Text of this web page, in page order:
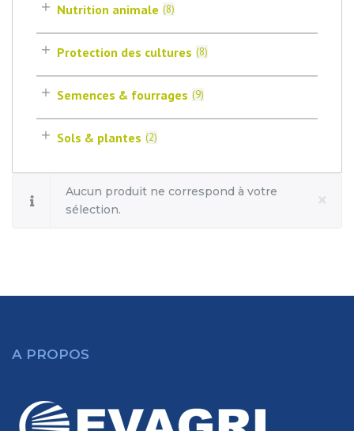
Nutrition animale (8)
Protection des cultures (8)
Semences & fourrages (9)
Sols & plantes (2)
Aucun produit ne correspond à votre
sélection.
A PROPOS